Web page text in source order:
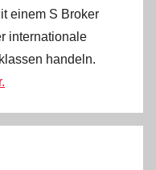
einem S Broker
internationale
handeln.